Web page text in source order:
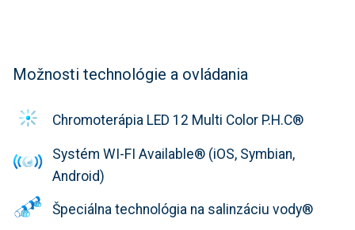
Možnosti technológie a ovládania
Chromoterápia LED 12 Multi Color P.H.C®
Systém WI-FI Available® (iOS, Symbian,
Android)
Špeciálna technológia na salinzáciu vody®